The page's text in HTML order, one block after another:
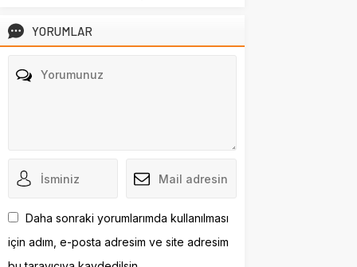
YORUMLAR
Daha sonraki yorumlarımda kullanılması
için adım, e-posta adresim ve site adresim